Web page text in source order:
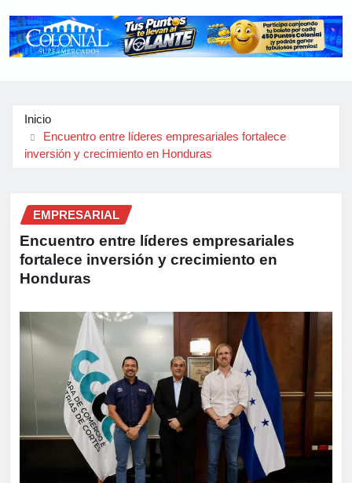
Inicio
Encuentro entre líderes empresariales fortalece
inversión y crecimiento en Honduras
EMPRESARIAL
Encuentro entre líderes empresariales
fortalece inversión y crecimiento en
Honduras